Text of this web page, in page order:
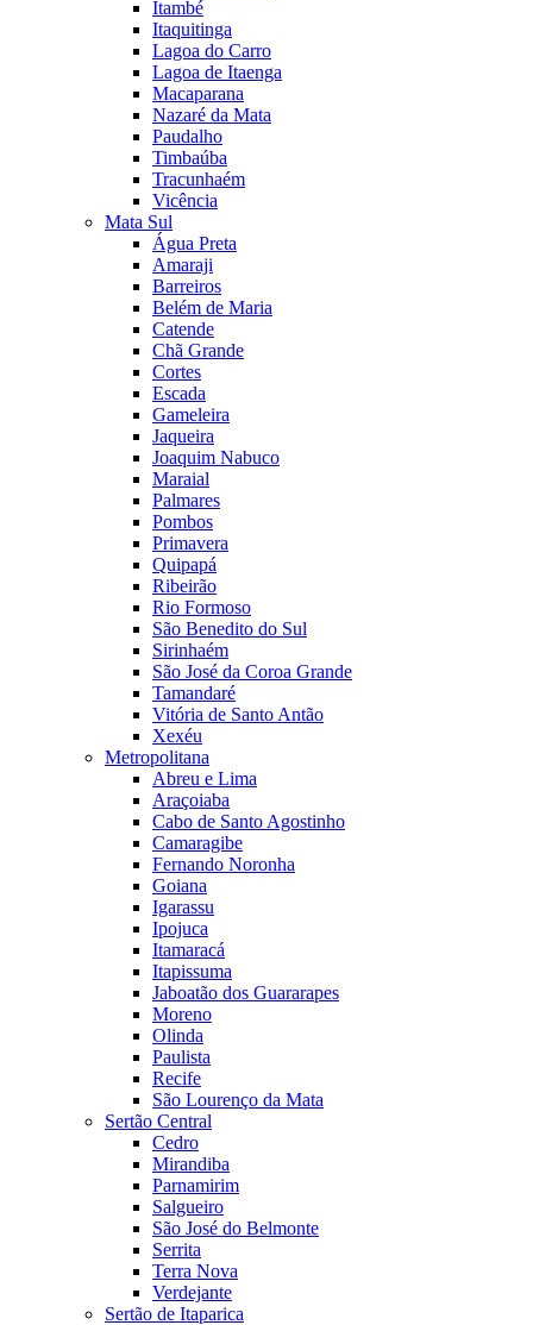
Itambé
Itaquitinga
Lagoa do Carro
Lagoa de Itaenga
Macaparana
Nazaré da Mata
Paudalho
Timbaúba
Tracunhaém
Vicência
Mata Sul
Água Preta
Amaraji
Barreiros
Belém de Maria
Catende
Chã Grande
Cortes
Escada
Gameleira
Jaqueira
Joaquim Nabuco
Maraial
Palmares
Pombos
Primavera
Quipapá
Ribeirão
Rio Formoso
São Benedito do Sul
Sirinhaém
São José da Coroa Grande
Tamandaré
Vitória de Santo Antão
Xexéu
Metropolitana
Abreu e Lima
Araçoiaba
Cabo de Santo Agostinho
Camaragibe
Fernando Noronha
Goiana
Igarassu
Ipojuca
Itamaracá
Itapissuma
Jaboatão dos Guararapes
Moreno
Olinda
Paulista
Recife
São Lourenço da Mata
Sertão Central
Cedro
Mirandiba
Parnamirim
Salgueiro
São José do Belmonte
Serrita
Terra Nova
Verdejante
Sertão de Itaparica